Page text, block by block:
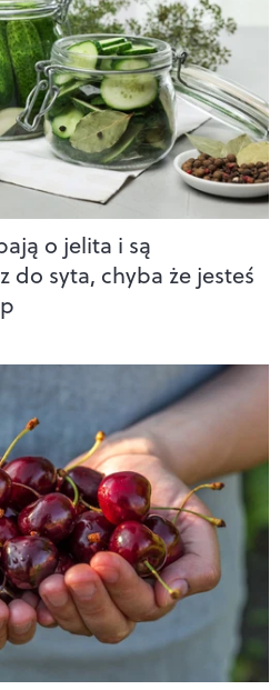
o jelita i są
do syta, chyba że jesteś